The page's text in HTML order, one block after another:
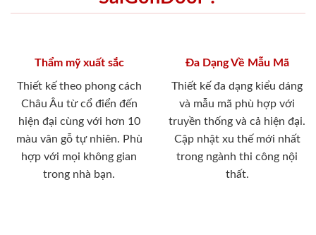
Thẩm mỹ xuất sắc
Thiết kế theo phong cách
Châu Âu từ cổ điển đến
hiện đại cùng với hơn 10
màu vân gỗ tự nhiên. Phù
hợp với mọi không gian
trong nhà bạn.
Đa Dạng Về Mẫu Mã
Thiết kế đa dạng kiểu dáng
và mẫu mã phù hợp với
truyền thống và cả hiện đại.
Cập nhật xu thế mới nhất
trong ngành thi công nội
thất.